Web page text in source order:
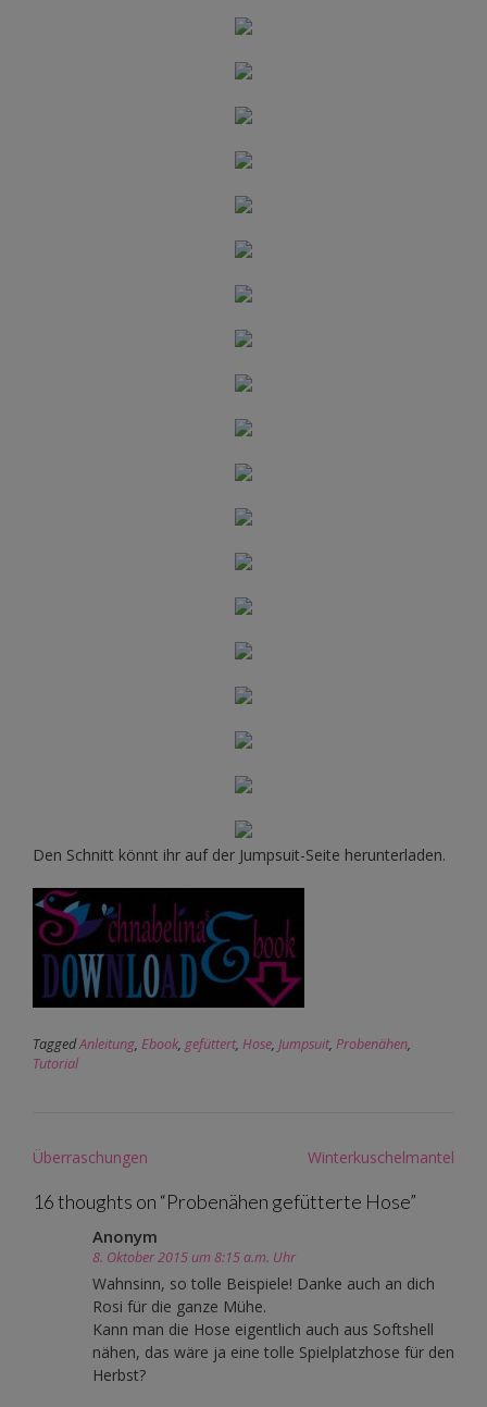
Den Schnitt könnt ihr auf der Jumpsuit-Seite herunterladen.
TaggedAnleitung, Ebook, gefüttert, Hose, Jumpsuit, Probenähen,
Tutorial
Post
Überraschungen Winterkuschelmantel
16 thoughts on “Probenähen gefütterte Hose”
Anonym
8. Oktober 2015 um 8:15 a.m. Uhr
Wahnsinn, so tolle Beispiele! Danke auch an dich
Rosi für die ganze Mühe.
Kann man die Hose eigentlich auch aus Softshell
nähen, das wäre ja eine tolle Spielplatzhose für den
Herbst?